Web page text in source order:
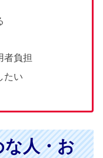
者負担
たい
人・お